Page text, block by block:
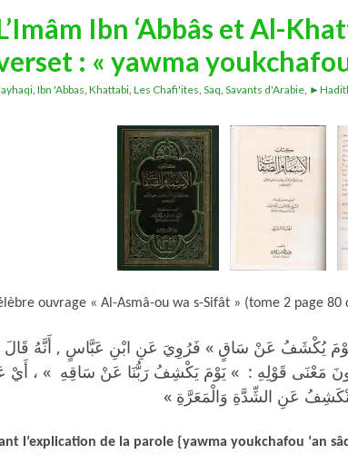
Ibn ‘Abbâs et Al-
: « yawma youkchafou
Ibn 'Abbas Khattabi Les Chafi'ites Saq Savants d'Arabie
ouvrage « Al-Asmâ-ou wa s-Sifât » (tome 2 page
يَوْمَ يُكْشَفُ عَنْ سَاقٍ » فَرُوِيَ عَنِ ابْنِ عَبَّاسٍ , أَنَّهُ
مَعْنَى قَوْلِهِ : » يَوْمَ يَكْشِفُ رَبُّنَا عَنْ سَاقِهِ » ، أَيْ
عَنِ الشِّدَّةِ وَالْمَعَرَّةِ »
l’explication de la parole {yawma youkchafou ‘an